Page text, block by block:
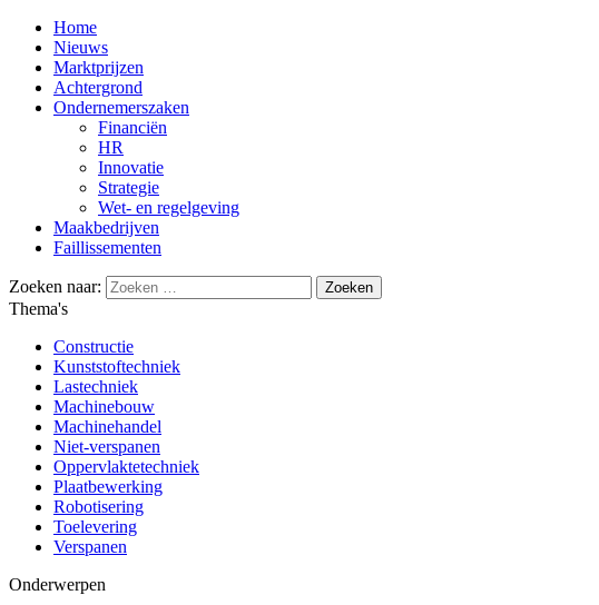
Home
Nieuws
Marktprijzen
Achtergrond
Ondernemerszaken
Financiën
HR
Innovatie
Strategie
Wet- en regelgeving
Maakbedrijven
Faillissementen
Zoeken naar:
Thema's
Constructie
Kunststoftechniek
Lastechniek
Machinebouw
Machinehandel
Niet-verspanen
Oppervlaktetechniek
Plaatbewerking
Robotisering
Toelevering
Verspanen
Onderwerpen